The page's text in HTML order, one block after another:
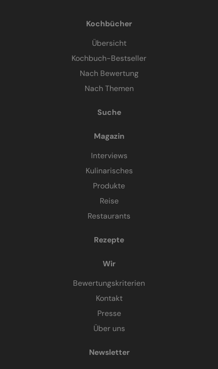
Kochbücher
Übersicht
Kochbuch-Bestseller
Nach Bewertung
Nach Themen
Suche
Magazin
Interviews
Kulinarisches
Produkte
Reise
Restaurants
Rezepte
Wir
Bewertungskriterien
Kontakt
Presse
Über uns
Newsletter